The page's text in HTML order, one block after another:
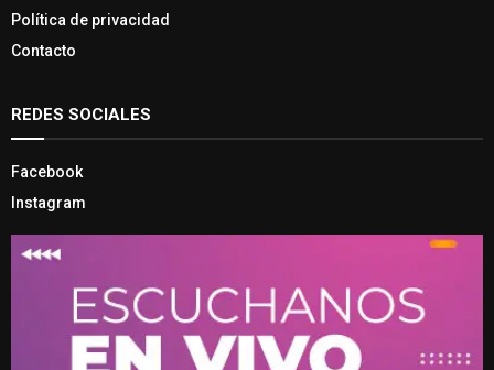
Política de privacidad
Contacto
REDES SOCIALES
Facebook
Instagram